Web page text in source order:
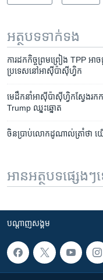
អត្ថបទ​ទាក់ទង
ការ​​ដក​កិច្ចព្រមព្រៀង​ TPP
ប្រទេសនៅ​អាស៊ី​ប៉ាស៊ីហ្វិក
មេដឹកនាំ​អាស៊ី​ប៉ាស៊ីហ្វិក​ស្វែង​រ
Trump ឈ្នះឆ្នោត
ចិន​ប្រាប់​លោក​ដូណាល់​ត្រាំ​ថា ​យើង​
អានអត្ថបទផ្សេងៗ
បណ្តាញ​សង្គម